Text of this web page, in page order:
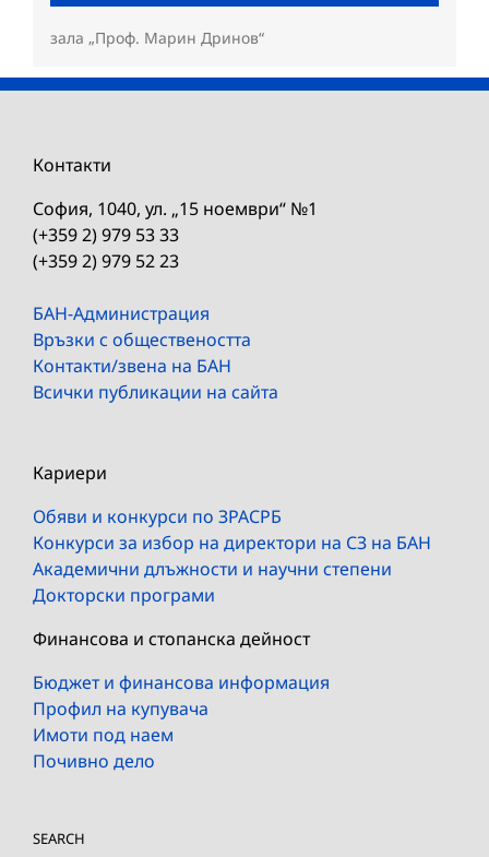
зала „Проф. Марин Дринов“
Контакти
София, 1040, ул. „15 ноември“ №1
(+359 2) 979 53 33
(+359 2) 979 52 23
БАН-Администрация
Връзки с обществеността
Контакти/звена на БАН
Всички публикации на сайта
Кариери
Обяви и конкурси по ЗРАСРБ
Конкурси за избор на директори на СЗ на БАН
Академични длъжности и научни степени
Докторски програми
Финансова и стопанска дейност
Бюджет и финансова информация
Профил на купувача
Имоти под наем
Почивно дело
SEARCH